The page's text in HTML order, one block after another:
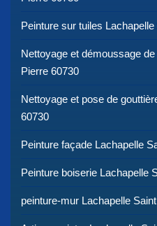
Peinture sur tuiles
Nettoyage et démoussage
Pierre 60730
Nettoyage et pose de
60730
Peinture façade Lachapelle
Peinture boiserie Lachapelle
peinture-mur Lachapelle